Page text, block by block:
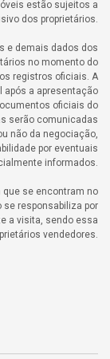
estão sujeitos a
dos proprietários.
e demais dados dos
no momento do
registros oficiais. A
a apresentação
oficiais do
serão comunicadas
não da negociação,
por eventuais
informados.
se encontram no
se responsabiliza por
a visita, sendo essa
vendedores.